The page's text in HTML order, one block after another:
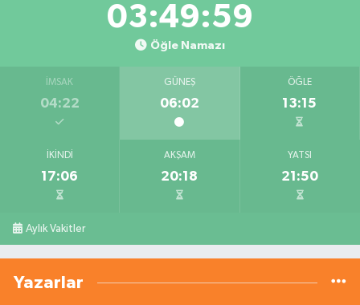
03:49:58
Öğle Namazı
İMSAK
04:22
GÜNEŞ
06:02
ÖĞLE
13:15
İKINDI
17:06
AKŞAM
20:18
YATSI
21:50
Aylık Vakitler
Yazarlar